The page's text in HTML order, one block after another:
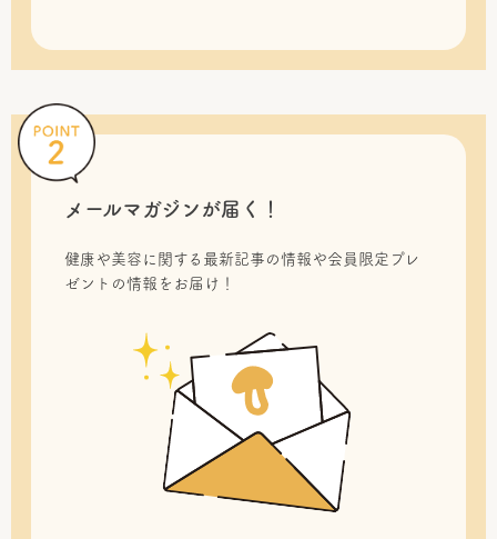
メールマガジンが届く！
健康や美容に関する最新記事の情報や会員限定プレ
ゼントの情報をお届け！